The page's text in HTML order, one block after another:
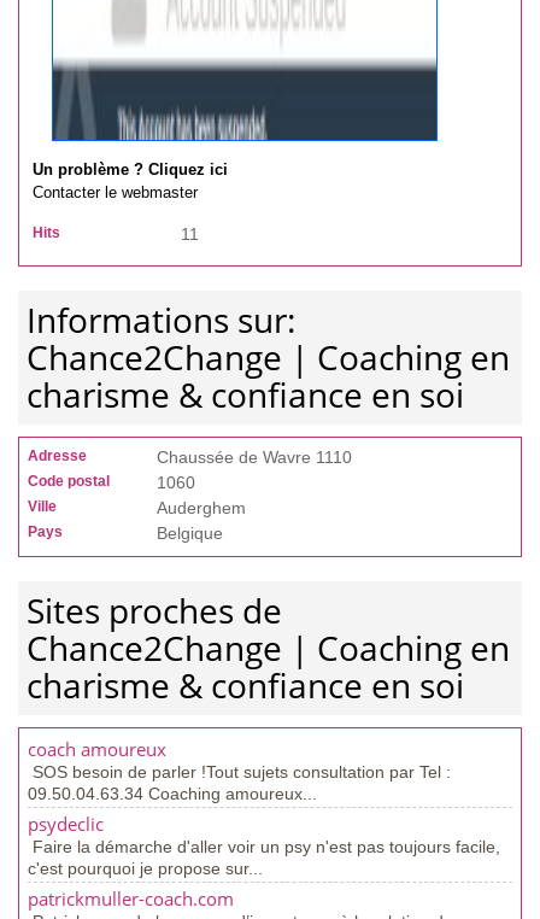
Un problème ? Cliquez ici
Contacter le webmaster
Hits 11
Informations sur:
Chance2Change | Coaching en
charisme & confiance en soi
Adresse Chaussée de Wavre 1110
Code postal 1060
Ville Auderghem
Pays Belgique
Sites proches de
Chance2Change | Coaching en
charisme & confiance en soi
coach amoureux
SOS besoin de parler !Tout sujets consultation par Tel :
09.50.04.63.34 Coaching amoureux...
psydeclic
Faire la démarche d'aller voir un psy n'est pas toujours facile,
c'est pourquoi je propose sur...
patrickmuller-coach.com